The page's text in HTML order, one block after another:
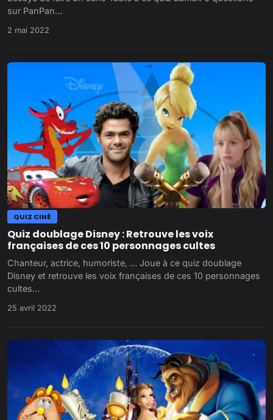
sur PanPan…
2 mai 2022
QUIZ CINÉ
Quiz doublage Disney : Retrouve les voix
françaises de ces 10 personnages cultes
Chanteur, actrice, humoriste, … Joue à ce quiz doublage
Disney et retrouve les voix françaises de ces 10 personnages
cultes…
25 avril 2022